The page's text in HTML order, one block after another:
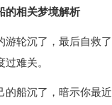
的相关梦境解析
游轮沉了，最后自救
过难关。
的船沉了，暗示你最